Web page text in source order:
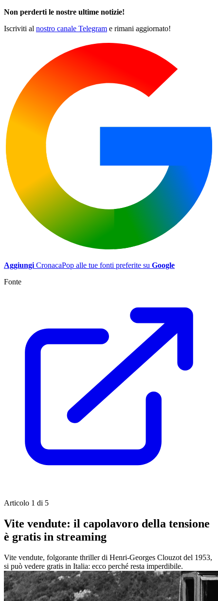
Non perderti le nostre ultime notizie!
Iscriviti al nostro canale Telegram e rimani aggiornato!
Aggiungi CronacaPop alle tue fonti preferite su Google
Fonte
Articolo 1 di 5
Vite vendute: il capolavoro della tensione
è gratis in streaming
Vite vendute, folgorante thriller di Henri-Georges Clouzot del 1953,
si può vedere gratis in Italia: ecco perché resta imperdibile.